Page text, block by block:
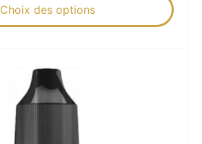
Choix des options